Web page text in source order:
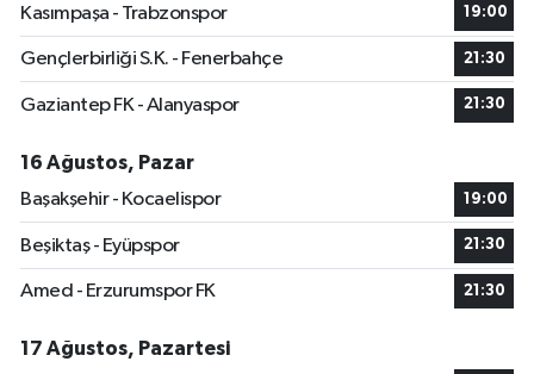
Kasımpaşa - Trabzonspor 19:00
Gençlerbirliği S.K. - Fenerbahçe 21:30
Gaziantep FK - Alanyaspor 21:30
16 Ağustos, Pazar
Başakşehir - Kocaelispor
19:00
Beşiktaş - Eyüpspor 21:30
Amed - Erzurumspor FK 21:30
17 Ağustos, Pazartesi